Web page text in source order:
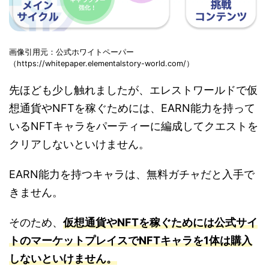
画像引用元：公式ホワイトペーパー
（https://whitepaper.elementalstory-world.com/）
先ほども少し触れましたが、エレストワールドで仮
想通貨やNFTを稼ぐためには、EARN能力を持って
いるNFTキャラをパーティーに編成してクエストを
クリアしないといけません。
EARN能力を持つキャラは、無料ガチャだと入手で
きません。
そのため、仮想通貨やNFTを稼ぐためには公式サイ
トのマーケットプレイスでNFTキャラを1体は購入
しないといけません。